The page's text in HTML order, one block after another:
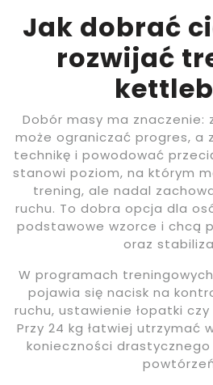
Jak dobrać
rozwijać
Dobór masy ma znaczenie:
może ograniczać progres, a
technikę i powodować
stanowi poziom, na którym
trening, ale nadal
ruchu. To dobra opcja dla
podstawowe wzorce i chcą
oraz
W programach
pojawia się nacisk na
ruchu, ustawienie łopatki
Przy 24 kg łatwiej utrzymać
konieczności drastycznego